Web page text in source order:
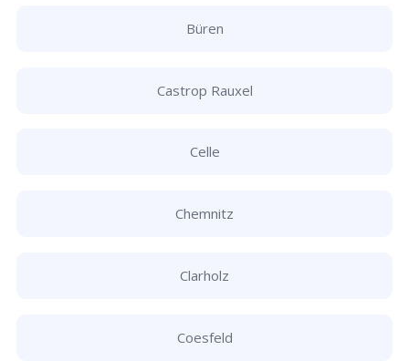
Büren
Castrop Rauxel
Celle
Chemnitz
Clarholz
Coesfeld